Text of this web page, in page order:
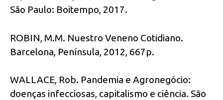
São Paulo: Boitempo, 2017.
ROBIN, M.M. Nuestro Veneno Cotidiano.
Barcelona, Península, 2012, 667p.
WALLACE, Rob. Pandemia e Agronegócio:
doenças infecciosas, capitalismo e ciência. São